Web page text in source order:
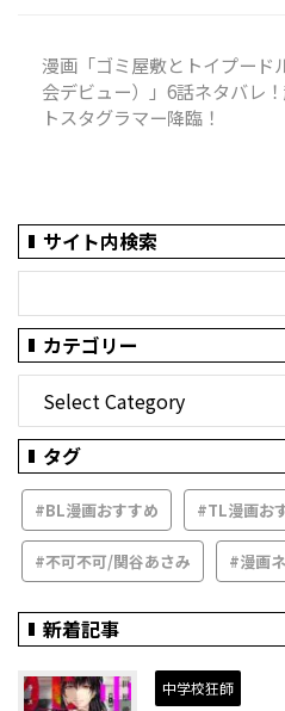
漫画「ゴミ屋敷とトイプード
会デビュー）」6話ネタバレ
トスタグラマー降臨！
サイト内検索
カテゴリー
タグ
#BL漫画おすすめ #TL漫画お
#不可不可/関谷あさみ #漫画
新着記事
中学校狂師